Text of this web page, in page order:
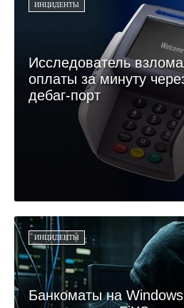
ИНЦИДЕНТЫ
Исследователь
оплаты за минуту
дебаг-порт
ИНЦИДЕНТЫ
Банкоматы на Windows